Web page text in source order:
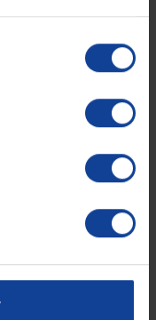
sensation de
laissent place
jambes
5 %